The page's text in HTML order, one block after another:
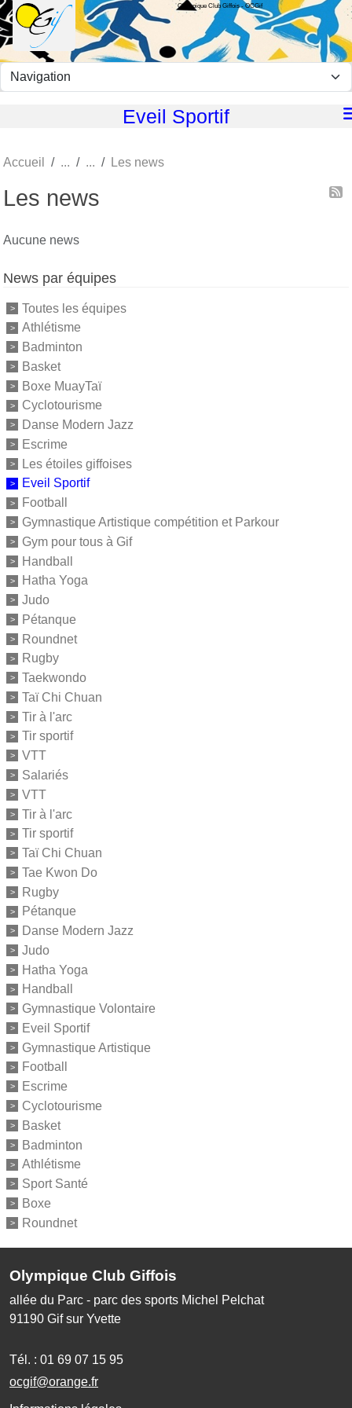
Olympique Club Giffois - OCGif
Eveil Sportif
Accueil Les news
Les news
Aucune news
News par équipes
Toutes les équipes
Athlétisme
Badminton
Basket
Boxe MuayTaï
Cyclotourisme
Danse Modern Jazz
Escrime
Les étoiles giffoises
Eveil Sportif
Football
Gymnastique Artistique compétition et Parkour
Gym pour tous à Gif
Handball
Hatha Yoga
Judo
Pétanque
Roundnet
Rugby
Taekwondo
Taï Chi Chuan
Tir à l'arc
Tir sportif
VTT
Salariés
VTT
Tir à l'arc
Tir sportif
Taï Chi Chuan
Tae Kwon Do
Rugby
Pétanque
Danse Modern Jazz
Judo
Hatha Yoga
Handball
Gymnastique Volontaire
Eveil Sportif
Gymnastique Artistique
Football
Escrime
Cyclotourisme
Basket
Badminton
Athlétisme
Sport Santé
Boxe
Roundnet
Olympique Club Giffois
allée du Parc - parc des sports Michel Pelchat
91190 Gif sur Yvette
Tél. : 01 69 07 15 95
ocgif@orange.fr
Panneau de gestion des cookies